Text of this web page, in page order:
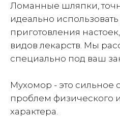
Ломанные шляпки,
идеально
приготовления
видов лекарств. Мы
специально под ваш
Мухомор - это сильное
проблем физического
характера.